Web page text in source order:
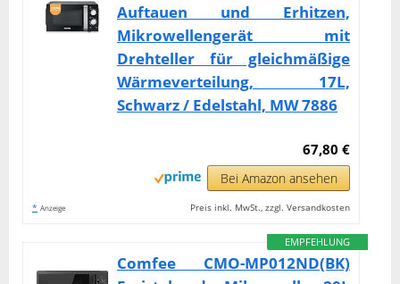
Auftauen und Erhitzen,
Mikrowellengerät mit
Drehteller für gleichmäßige
Wärmeverteilung, 17L,
Schwarz / Edelstahl, MW 7886
67,80 €
Bei Amazon ansehen
* Anzeige Preis inkl. MwSt., zzgl. Versandkosten
EMPFEHLUNG
Comfee CMO-MP012ND(BK)